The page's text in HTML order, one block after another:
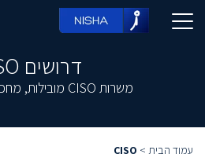
דרושים CISO
משרות CISO מובילות, מחכות לך ממש כאן
עמוד הבית >
CISO